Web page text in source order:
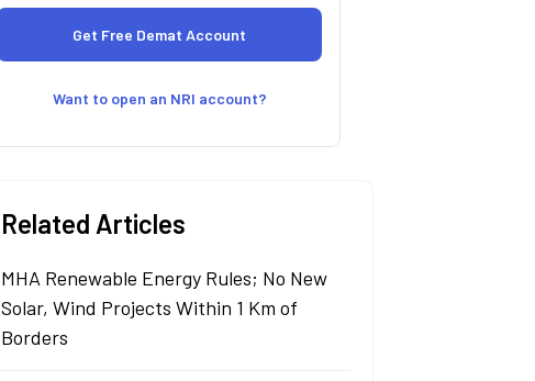
Want to open an NRI account?
Related Articles
MHA Renewable Energy Rules; No New
Solar, Wind Projects Within 1 Km of
Borders